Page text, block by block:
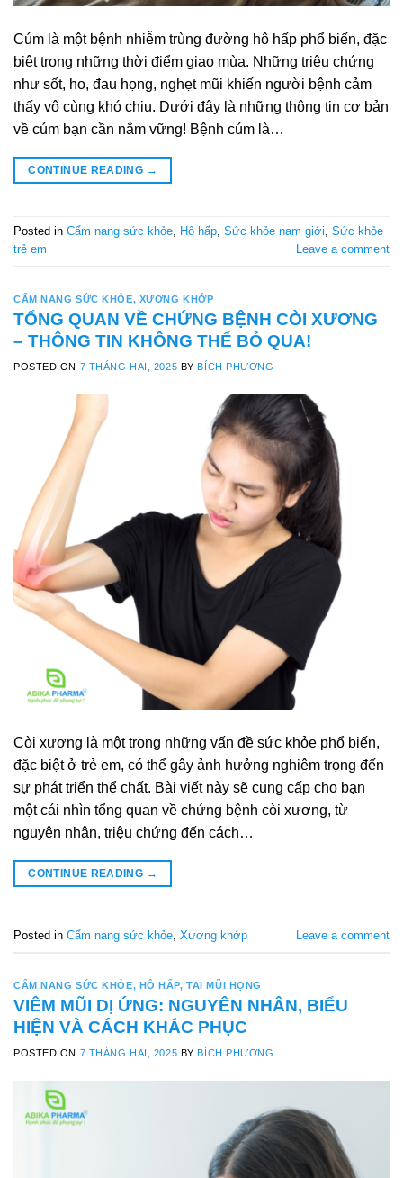
Cúm là một bệnh nhiễm trùng đường hô hấp phổ biến, đặc
biệt trong những thời điểm giao mùa. Những triệu chứng
như sốt, ho, đau họng, nghẹt mũi khiến người bệnh cảm
thấy vô cùng khó chịu. Dưới đây là những thông tin cơ bản
về cúm bạn cần nắm vững! Bệnh cúm là…
CONTINUE READING →
Posted in Cẩm nang sức khỏe, Hô hấp, Sức khỏe nam giới, Sức khỏe
trẻ em
Leave a comment
CẨM NANG SỨC KHỎE, XƯƠNG KHỚP
TỔNG QUAN VỀ CHỨNG BỆNH CÒI XƯƠNG
– THÔNG TIN KHÔNG THỂ BỎ QUA!
POSTED ON 7 THÁNG HAI, 2025 BY BÍCH PHƯƠNG
Còi xương là một trong những vấn đề sức khỏe phổ biến,
đặc biệt ở trẻ em, có thể gây ảnh hưởng nghiêm trọng đến
sự phát triển thể chất. Bài viết này sẽ cung cấp cho bạn
một cái nhìn tổng quan về chứng bệnh còi xương, từ
nguyên nhân, triệu chứng đến cách…
CONTINUE READING →
Posted in Cẩm nang sức khỏe Xương khớp Leave a comment
CẨM NANG SỨC KHỎE, HÔ HẤP,TAI MŨI HỌNG
VIÊM MŨI DỊ ỨNG: NGUYÊN NHÂN, BIỂU
HIỆN VÀ CÁCH KHẮC PHỤC
POSTED ON 7 THÁNG HAI, 2025 BY BÍCH PHƯƠNG